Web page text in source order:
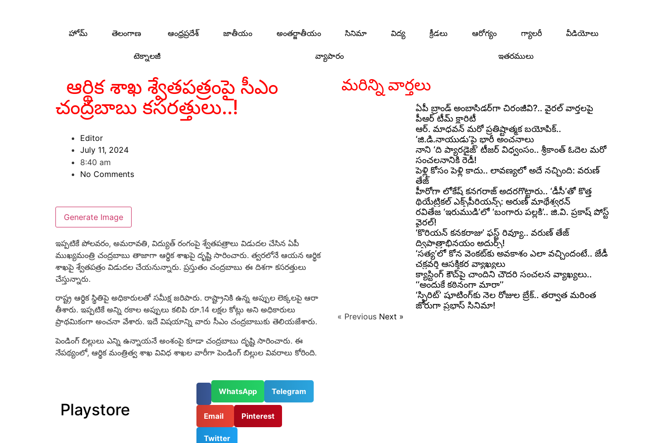
హోమ్ తెలంగాణ ఆంధ్రప్రదేశ్ జాతీయం అంతర్జాతీయం సినిమా విద్య క్రీడలు ఆరోగ్యం గ్యాలరీ వీడియోలు
టెక్నాలజీ వ్యాపారం ఇతరములు
ఆర్థిక శాఖ శ్వేతపత్రంపై సీఎం
చంద్రబాబు కసరత్తులు..!
Editor
July 11, 2024
8:40 am
No Comments
Generate Image
ఇప్పటికే పోలవరం, అమరావతి, విద్యుత్ రంగంపై శ్వేతపత్రాలు విడుదల చేసిన ఏపీ
ముఖ్యమంత్రి చంద్రబాబు తాజాగా ఆర్థిక శాఖపై దృష్టి సారించారు. త్వరలోనే ఆయన ఆర్థిక
శాఖపై శ్వేతపత్రం విడుదల చేయనున్నారు. ప్రస్తుతం చంద్రబాబు ఈ దిశగా కసరత్తులు
చేస్తున్నారు.
రాష్ట్ర ఆర్థిక స్థితిపై అధికారులతో సమీక్ష జరిపారు. రాష్ట్రానికి ఉన్న అప్పుల లెక్కలపై ఆరా
తీశారు. ఇప్పటికే అన్ని రకాల అప్పులు కలిపి రూ.14 లక్షల కోట్లు అని అధికారులు
ప్రాథమికంగా అంచనా వేశారు. ఇదే విషయాన్ని వారు సీఎం చంద్రబాబుకు తెలియజేశారు.
పెండింగ్ బిల్లులు ఎన్ని ఉన్నాయనే అంశంపై కూడా చంద్రబాబు దృష్టి సారించారు. ఈ
నేపథ్యంలో, ఆర్థిక మంత్రిత్వ శాఖ వివిధ శాఖల వారీగా పెండింగ్ బిల్లుల వివరాలు కోరింది.
Playstore
WhatsApp Telegram
Email Pinterest
Twitter
మరిన్ని వార్తలు
ఏపీ బ్రాండ్ అంబాసిడర్‌గా చిరంజీవి?.. వైరల్ వార్తలపై
పీఆర్ టీమ్ క్లారిటీ
ఆర్. మాధవన్ మరో ప్రతిష్టాత్మక బయోపిక్..
‘జి.డి.నాయుడు’పై భారీ అంచనాలు
నాని ‘ది ప్యారడైజ్’ టీజర్ విధ్వంసం.. శ్రీకాంత్ ఓదెల మరో
సంచలనానికి రెడీ!
పెళ్లి కోసం పెళ్లి కాదు.. లావణ్యలో అదే నచ్చింది: వరుణ్
తేజ్
హీరోగా లోకేష్ కనగరాజ్ అదరగొట్టారు.. ‘డీసీ’తో కొత్త
థియేట్రికల్ ఎక్స్‌పీరియన్స్: అరుణ్ మాథేశ్వరన్
రవితేజ ‘ఇరుముడి’లో ‘బంగారు పల్లకి’.. జి.వి. ప్రకాష్ పోస్ట్
వైరల్!
‘కొరియన్ కనకరాజు’ ఫస్ట్ రివ్యూ.. వరుణ్ తేజ్
ద్విపాత్రాభినయం అదుర్స్!
‘సత్య’లో కోన వెంకట్‌కు అవకాశం ఎలా వచ్చిందంటే.. జేడీ
చక్రవర్తి ఆసక్తికర వ్యాఖ్యలు
క్యాస్టింగ్ కౌచ్‌పై చాందిని చౌదరి సంచలన వ్యాఖ్యలు..
‘‘అందుకే కఠినంగా మారా’’
‘స్పిరిట్’ షూటింగ్‌కు నెల రోజుల బ్రేక్.. తర్వాత మరింత
జోరుగా ప్రభాస్ సినిమా!
« Previous Next »